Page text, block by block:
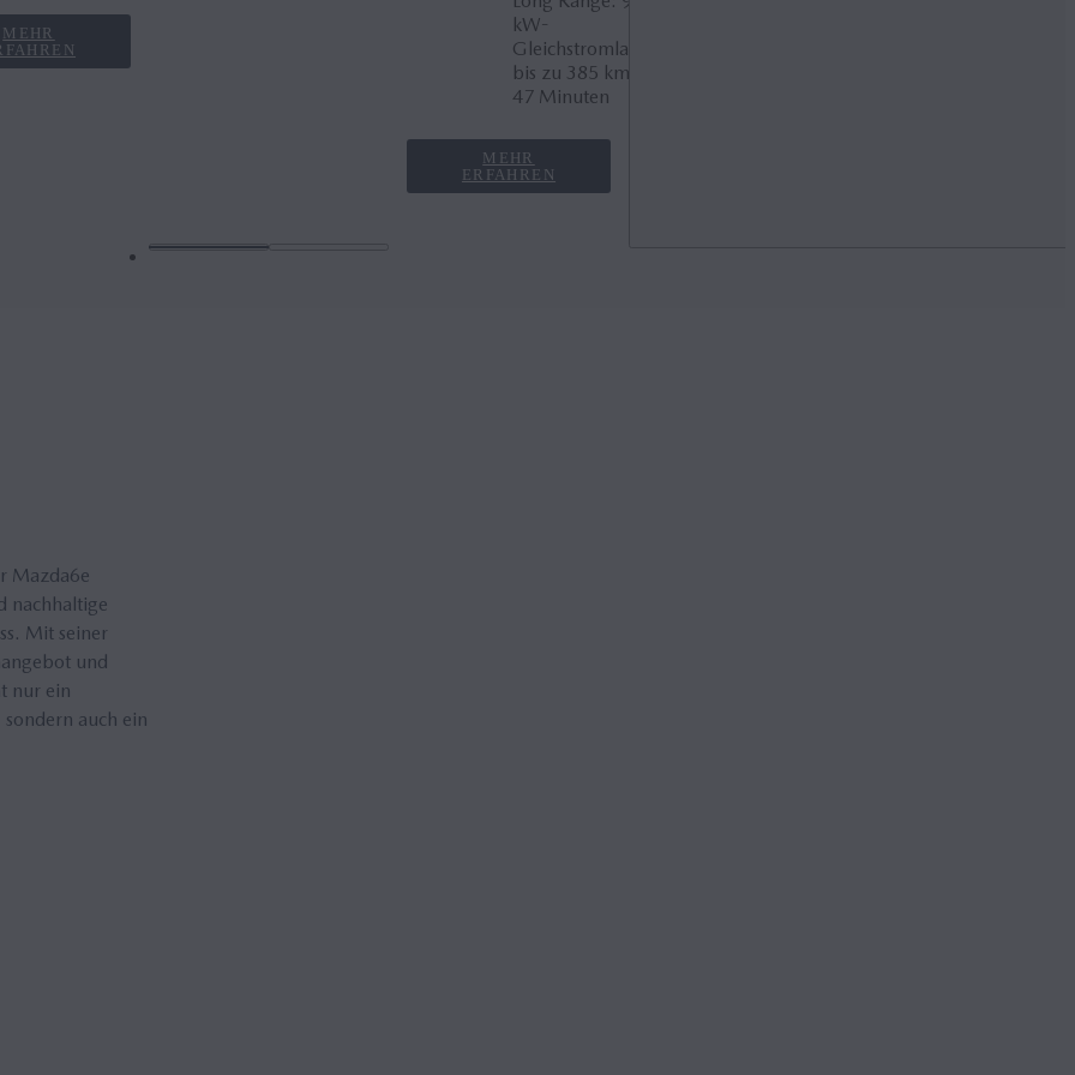
MEHR
kW-
Gleichstromladen
bis zu 385 km in
47 Minuten
MEHR
ERFAHREN
Mazda6e
nachhaltige
Mit seiner
und
nur ein
auch ein